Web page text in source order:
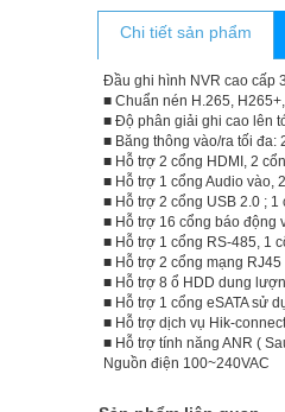
Chi tiết sản phẩm
Đầu ghi hình NVR cao cấp
■ Chuẩn nén H.265,
■ Độ phân giải ghi cao lên
■ Băng thông vào/ra tối đa:
■ Hỗ trợ 2 cổng HDMI, 2
■ Hỗ trợ 1 cổng Audio vào,
■ Hỗ trợ 2 cổng USB 2.0 ; 1
■ Hỗ trợ 16 cổng báo động
■ Hỗ trợ 1 cổng RS-485, 1
■ Hỗ trợ 2 cổng mạng
■ Hỗ trợ 8 ổ HDD dung
■ Hỗ trợ 1 cổng eSATA sử
■ Hỗ trợ dịch vụ Hik-
■ Hỗ trợ tính năng ANR (
Nguồn điện 100~240VAC